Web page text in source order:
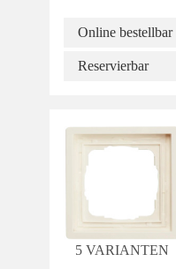
Online bestellbar
Reservierbar
5 VARIANTEN